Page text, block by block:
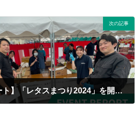
次の記事
【レポート】「レタスまつり2024」を開催しました！